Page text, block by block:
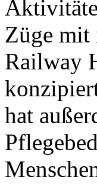
Züge mit
Railway
hat